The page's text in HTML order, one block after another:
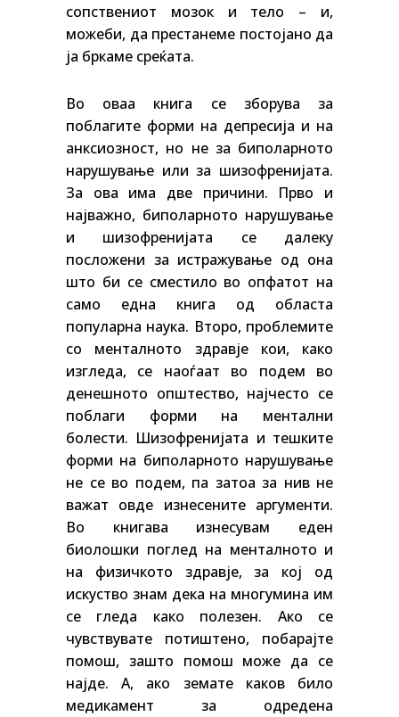
сопствениот мозок и тело – и,
можеби, да престанеме постојано да
ја бркаме среќата.
Во оваа книга се зборува за
поблагите форми на депресија и на
анксиозност, но не за биполарното
нарушување или за шизофренијата.
За ова има две причини. Прво и
најважно, биполарното нарушување
и шизофренијата се далеку
посложени за истражување од она
што би се сместило во опфатот на
само една книга од областа
популарна наука. Второ, проблемите
со менталното здравје кои, како
изгледа, се наоѓаат во подем во
денешното општество, најчесто се
поблаги форми на ментални
болести. Шизофренијата и тешките
форми на биполарното нарушување
не се во подем, па затоа за нив не
важат овде изнесените аргументи.
Во книгава изнесувам еден
биолошки поглед на менталното и
на физичкото здравје, за кој од
искуство знам дека на многумина им
се гледа како полезен. Ако се
чувствувате потиштено, побарајте
помош, зашто помош може да се
најде. А, ако земате каков било
медикамент за одредена